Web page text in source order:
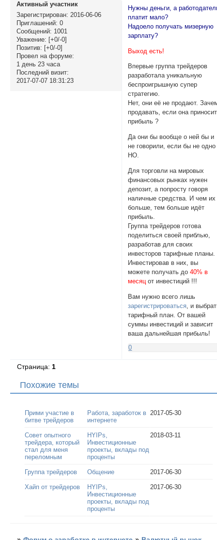
Активный участник
Зарегистрирован: 2016-06-06
Приглашений: 0
Сообщений: 1001
Уважение: [+0/-0]
Позитив: [+0/-0]
Провел на форуме:
1 день 23 часа
Последний визит:
2017-07-07 18:31:23
Нужны деньги, а
платит мало?
Надоело получать мизерную
зарплату?
Выход есть!
Впервые группа трейдеров
разработала уникальную
беспроигрышную супер
стратегию.
Нет, они её не продают.
продавать, если она приносит
прибыль ?
Да они бы вообще о ней бы и
не говорили, если бы не одно
НО.
Для торговли на мировых
финансовых рынках нужен
депозит, а попросту говоря
наличные средства. И чем их
больше, тем больше идёт
прибыль.
Группа трейдеров готова
поделиться своей приблью,
разработав для своих
инвесторов тарифные планы.
Инвестировав в них, вы
можете получать до40% в
месяц от инвестиций !!!
Вам нужно всего лишь
зарегистрироваться , и
тарифный план. От вашей
суммы инвестиций и зависит
ваша дальнейшая прибыль!
0
Страница: 1
Похожие темы
Прими участие в
битве трейдеров
Работа, заработок в
интернете
2017-05-30
Совет опытного
трейдера, который
стал для меня
переломным
HYIPs,
Инвестиционные
проекты, вклады под
проценты
2018-03-11
Группа трейдеров Общение 2017-06-30
Хайп от трейдеров
HYIPs,
Инвестиционные
проекты, вклады под
проценты
2017-06-30